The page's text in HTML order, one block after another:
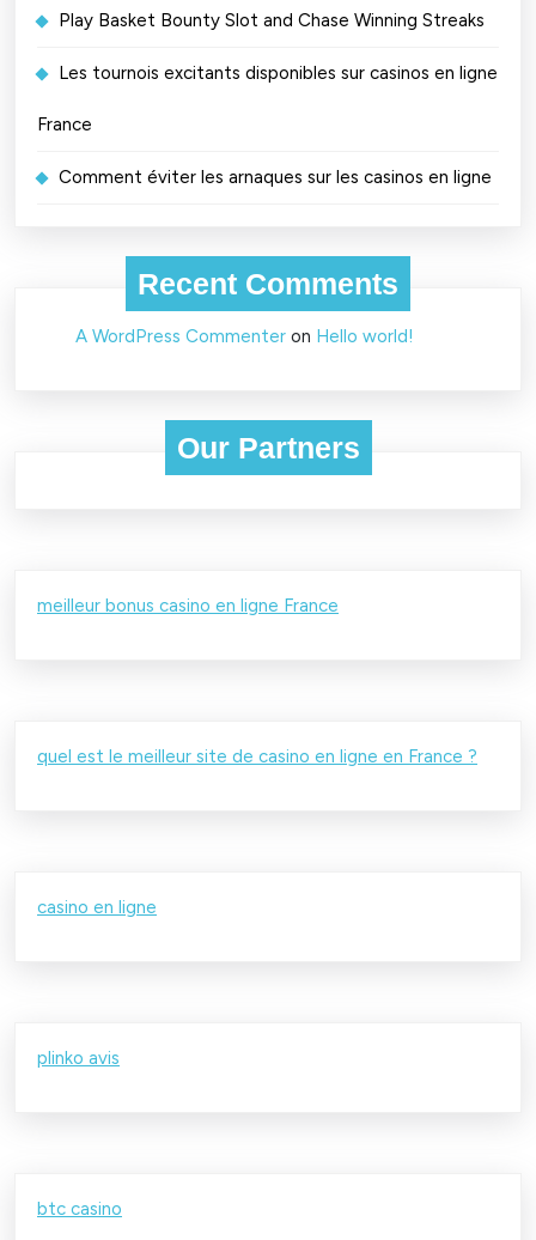
Play Basket Bounty Slot and Chase Winning Streaks
Les tournois excitants disponibles sur casinos en ligne
France
Comment éviter les arnaques sur les casinos en ligne
Recent Comments
A WordPress Commenter on Hello world!
Our Partners
meilleur bonus casino en ligne France
quel est le meilleur site de casino en ligne en France ?
casino en ligne
plinko avis
btc casino